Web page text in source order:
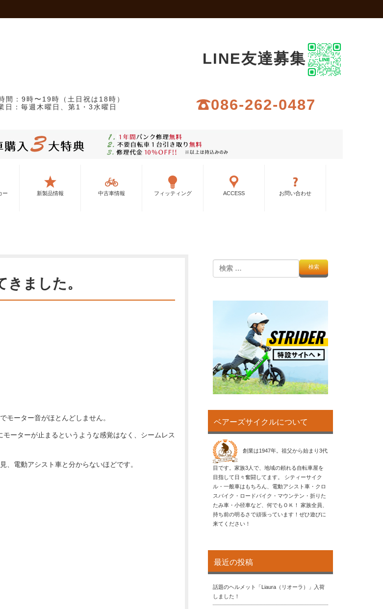
LINE友達募集
間：9時〜19時（土日祝は18時）
日：毎週木曜日、第1・3水曜日
086-262-0487
ー 新製品情報 中古車情報 フィッティング ACCESS お問い合わせ
ました。
モーター音がほとんどしません。
ーターが止まるというような感覚はなく、シームレス
、電動アシスト車と分からないほどです。
ベアーズサイクルについて
創業は1947年。祖父から始まり3代
目です。家族3人で、地域の頼れる自転車屋を
目指して日々奮闘してます。 シティーサイク
ル・一般車はもちろん、電動アシスト車・クロ
スバイク・ロードバイク・マウンテン・折りた
たみ車・小径車など、何でもＯＫ！ 家族全員、
持ち前の明るさで頑張っています！ぜひ遊びに
来てください！
最近の投稿
話題のヘルメット「Liaura（リオーラ）」入荷
しました！